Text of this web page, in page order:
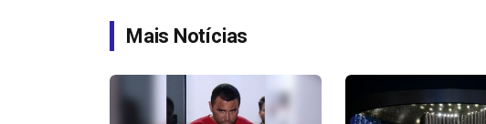
Mais Notícias